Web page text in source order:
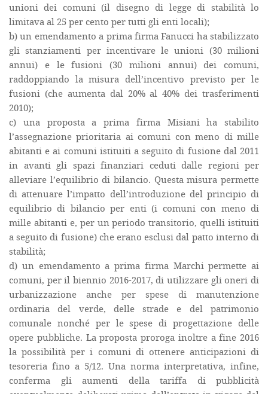
unioni dei comuni (il disegno di legge di stabilità lo
limitava al 25 per cento per tutti gli enti locali);
b) un emendamento a prima firma Fanucci ha stabilizzato
gli stanziamenti per incentivare le unioni (30 milioni
annui) e le fusioni (30 milioni annui) dei comuni,
raddoppiando la misura dell’incentivo previsto per le
fusioni (che aumenta dal 20% al 40% dei trasferimenti
2010);
c) una proposta a prima firma Misiani ha stabilito
l’assegnazione prioritaria ai comuni con meno di mille
abitanti e ai comuni istituiti a seguito di fusione dal 2011
in avanti gli spazi finanziari ceduti dalle regioni per
alleviare l’equilibrio di bilancio. Questa misura permette
di attenuare l’impatto dell’introduzione del principio di
equilibrio di bilancio per enti (i comuni con meno di
mille abitanti e, per un periodo transitorio, quelli istituiti
a seguito di fusione) che erano esclusi dal patto interno di
stabilità;
d) un emendamento a prima firma Marchi permette ai
comuni, per il biennio 2016-2017, di utilizzare gli oneri di
urbanizzazione anche per spese di manutenzione
ordinaria del verde, delle strade e del patrimonio
comunale nonché per le spese di progettazione delle
opere pubbliche. La proposta proroga inoltre a fine 2016
la possibilità per i comuni di ottenere anticipazioni di
tesoreria fino a 5/12. Una norma interpretativa, infine,
conferma gli aumenti della tariffa di pubblicità